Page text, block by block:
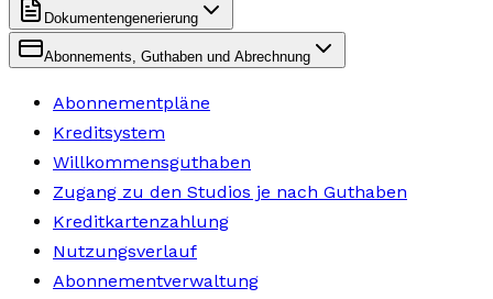
Dokumentengenerierung
Abonnements, Guthaben und Abrechnung
Abonnementpläne
Kreditsystem
Willkommensguthaben
Zugang zu den Studios je nach Guthaben
Kreditkartenzahlung
Nutzungsverlauf
Abonnementverwaltung